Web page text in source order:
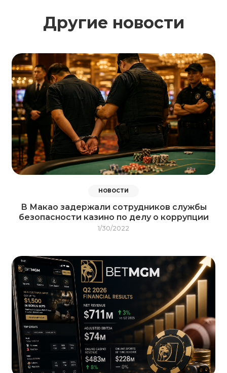
Другие новости
НОВОСТИ
В Макао задержали сотрудников службы
безопасности казино по делу о коррупции
1/30/2022